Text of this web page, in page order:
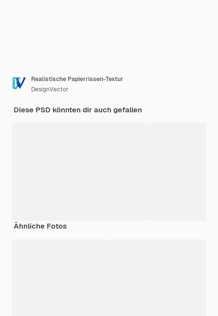
Realistische Papierrissen-Textur
DesignVector
Diese PSD könnten dir auch gefallen
Ähnliche Fotos